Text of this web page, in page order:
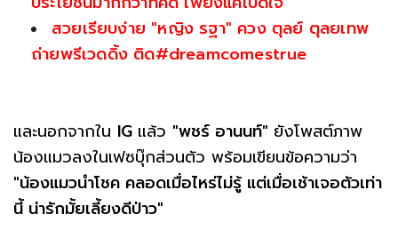
สวยเรียบง่าย "หญิง รฐา" ควง ตุลย์ ตุลยเทพ
ถ่ายพรีเวดดิ้ง ติด#dreamcomestrue
และนอกจากใน IG แล้ว "พชร์ อานนท์" ยังโพสต์ภาพ
น้องแมวลงในเฟซบุ๊กส่วนตัว พร้อมเขียนข้อความว่า
"น้องแมวนำโชค คลอดเมื่อไหร่ไม่รู้ แต่เมื่อเช้าเจอตัวเท่า
นี้ น่ารักมั้ยเลี้ยงดีป่าว"